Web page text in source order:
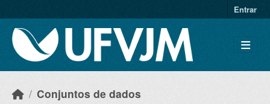
Entrar
Conjuntos de dados